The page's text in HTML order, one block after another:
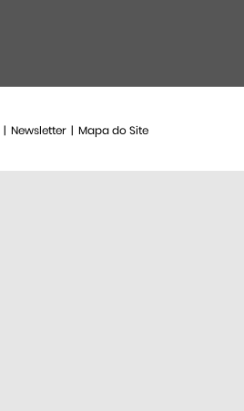
Newsletter Mapa do Site